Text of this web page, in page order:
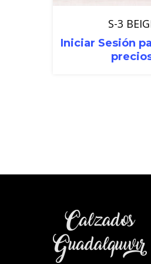
S-3
Iniciar Sesión